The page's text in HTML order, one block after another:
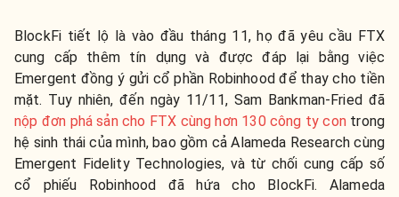
BlockFi tiết lộ là vào đầu tháng 11, họ đã yêu cầu FTX
cung cấp thêm tín dụng và được đáp lại bằng việc
Emergent đồng ý gửi cổ phần Robinhood để thay cho tiền
mặt. Tuy nhiên, đến ngày 11/11, Sam Bankman-Fried đã
nộp đơn phá sản cho FTX cùng hơn 130 công ty controng
hệ sinh thái của mình, bao gồm cả Alameda Research cùng
Emergent Fidelity Technologies, và từ chối cung cấp số
cổ phiếu Robinhood đã hứa cho BlockFi. Alameda